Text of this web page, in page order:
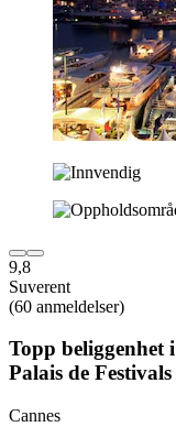
9,8
Suverent
(60 anmeldelser)
Topp beliggenhet
Palais de Festivals
Cannes